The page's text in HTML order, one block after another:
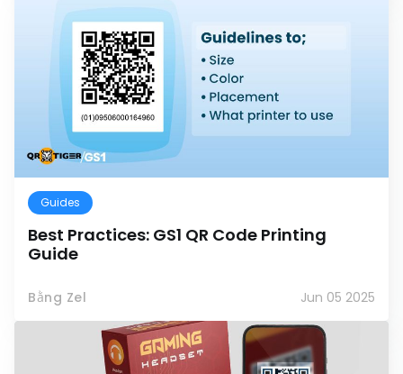
Guides
Best Practices: GS1 QR Code Printing
Guide
Bằng Zel Jun 05 2025